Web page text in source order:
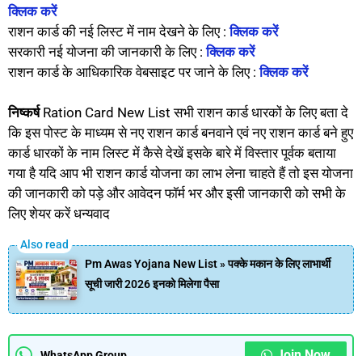
क्लिक करें
राशन कार्ड की नई लिस्ट में नाम देखने के लिए :क्लिक करें
सरकारी नई योजना की जानकारी के लिए : क्लिक करें
राशन कार्ड के आधिकारिक वेबसाइट पर जाने के लिए :क्लिक करें
निष्कर्ष Ration Card New List सभी राशन कार्ड धारकों के लिए बता दे
कि इस पोस्ट के माध्यम से नए राशन कार्ड बनवाने एवं नए राशन कार्ड बने हुए
कार्ड धारकों के नाम लिस्ट में कैसे देखें इसके बारे में विस्तार पूर्वक बताया
गया है यदि आप भी राशन कार्ड योजना का लाभ लेना चाहते हैं तो इस योजना
की जानकारी को पड़े और आवेदन फॉर्म भर और इसी जानकारी को सभी के
लिए शेयर करें धन्यवाद
Pm Awas Yojana New List » पक्के मकान के लिए लाभार्थी
सूची जारी 2026 इनको मिलेगा पैसा